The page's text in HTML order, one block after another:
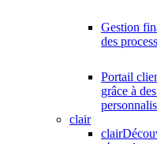
Gestion
des
Portail
grâce à
clair
clair